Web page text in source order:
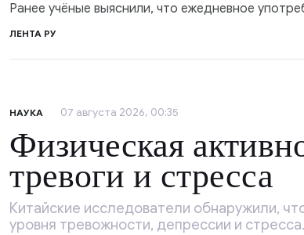
Ранее учёные выяснили, что ежедневное
ЛЕНТА РУ
НАУКА 07 августа 2026, 00:35
Физическая
тревоги и стресса
Китайские исследователи обнаружили,
уровня тревожности, депрессии и стресса.